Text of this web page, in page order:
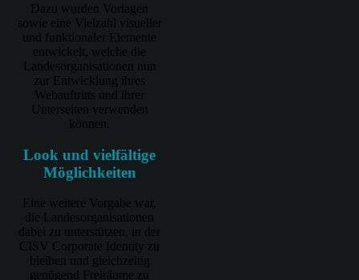
Dazu wurden Vorlagen
sowie eine Vielzahl visueller
und funktionaler Elemente
entwickelt, welche die
Landesorganisationen nun
zur Entwicklung ihres
Webauftritts und ihrer
Unterseiten verwenden
können.
Look und vielfältige
Möglichkeiten
Eine weitere Vorgabe war,
die Landesorganisationen
dabei zu unterstützen, in der
CISV Corporate Identity zu
bleiben und gleichzeitig
genügend Freiräume zu